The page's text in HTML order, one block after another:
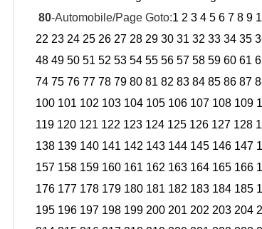
80-Automobile/Page Goto:1 2 3 4 5 6 7 8 9
22 23 24 25 26 27 28 29 30 31 32 33 34 35
48 49 50 51 52 53 54 55 56 57 58 59 60 61
74 75 76 77 78 79 80 81 82 83 84 85 86 87
100 101 102 103 104 105 106 107 108 109
119 120 121 122 123 124 125 126 127 128
138 139 140 141 142 143 144 145 146 147
157 158 159 160 161 162 163 164 165 166
176 177 178 179 180 181 182 183 184 185
195 196 197 198 199 200 201 202 203 204